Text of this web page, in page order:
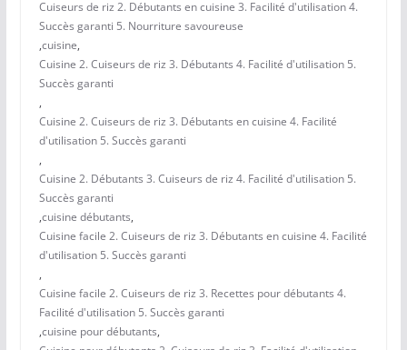
Cuiseurs de riz 2. Débutants en cuisine 3. Facilité d'utilisation 4.
Succès garanti 5. Nourriture savoureuse
,cuisine,
Cuisine 2. Cuiseurs de riz 3. Débutants 4. Facilité d'utilisation 5.
Succès garanti
,
Cuisine 2. Cuiseurs de riz 3. Débutants en cuisine 4. Facilité
d'utilisation 5. Succès garanti
,
Cuisine 2. Débutants 3. Cuiseurs de riz 4. Facilité d'utilisation 5.
Succès garanti
,cuisine débutants,
Cuisine facile 2. Cuiseurs de riz 3. Débutants en cuisine 4. Facilité
d'utilisation 5. Succès garanti
,
Cuisine facile 2. Cuiseurs de riz 3. Recettes pour débutants 4.
Facilité d'utilisation 5. Succès garanti
,cuisine pour débutants,